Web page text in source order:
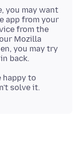
you may want
app from your
from the
Mozilla
you may try
happy to